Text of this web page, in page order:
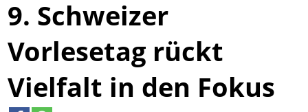
9. Schweizer
Vorlesetag rückt
Vielfalt in den Fokus